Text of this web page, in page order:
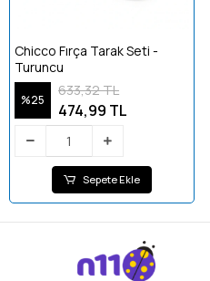
Chicco Fırça Tarak Seti -
Turuncu
%25
633,32 TL
474,99 TL
Sepete Ekle